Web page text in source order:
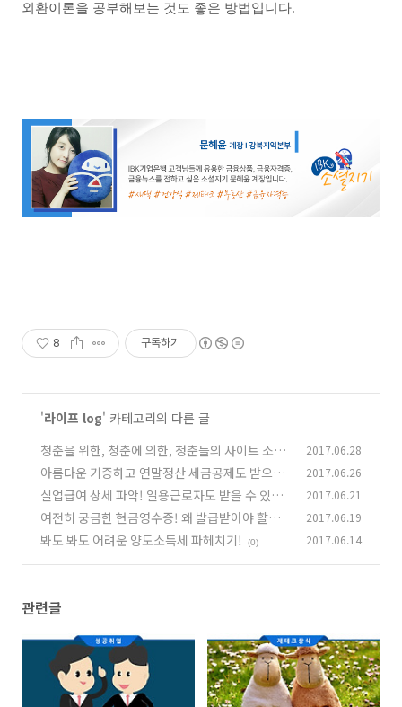
외환이론을 공부해보는 것도 좋은 방법입니다.
8 구독하기
'라이프 log' 카테고리의 다른 글
청춘을 위한, 청춘에 의한, 청춘들의 사이트 소개!
(0)
2017.06.28
아름다운 기증하고 연말정산 세금공제도 받으세
요!
(0)
2017.06.26
실업급여 상세 파악! 일용근로자도 받을 수 있다!
(0)
2017.06.21
여전히 궁금한 현금영수증! 왜 발급받아야 할까?
(5)
2017.06.19
봐도 봐도 어려운 양도소득세 파헤치기! (0) 2017.06.14
관련글